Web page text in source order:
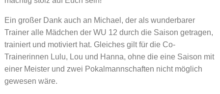
Ein großer Dank auch an Michael, der als wunderbarer
Trainer alle Mädchen der WU 12 durch die Saison getragen,
trainiert und motiviert hat. Gleiches gilt für die Co-
Trainerinnen Lulu, Lou und Hanna, ohne die eine Saison mit
einer Meister und zwei Pokalmannschaften nicht möglich
gewesen wäre.